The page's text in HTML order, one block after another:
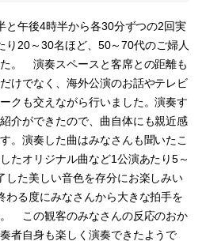
午後4時半から各30分ずつの2回実
り20～30名ほど、50～70代のご婦人
。 演奏スペースと客席との距離も
けでなく、海外公演のお話やテレビ
クも交えながら行いました。演奏す
介ができたので、曲自体にも親近感
。演奏した曲はみなさんも聞いたこ
たオリジナル曲など1公演あたり5～
した美しい音色を存分にお楽しみい
わる度にみなさんから大きな拍手を
この観客のみなさんの反応のおか
者自身も楽しく演奏できたようで